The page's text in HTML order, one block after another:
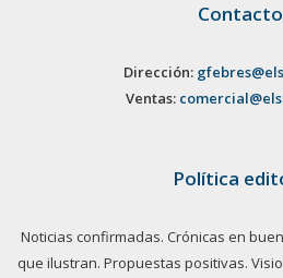
Dirección:
Ventas:
Política
Noticias confirmadas. Crónicas en
que ilustran. Propuestas positivas.